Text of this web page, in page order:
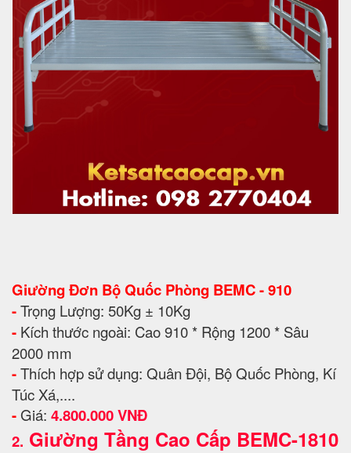
Giường Đơn Bộ Quốc Phòng BEMC - 910
-Trọng Lượng: 50Kg ± 10Kg
- Kích thước ngoài: Cao 910 * Rộng 1200 * Sâu
2000 mm
-Thích hợp sử dụng: Quân Đội, Bộ Quốc Phòng, Kí
Túc Xá,....
- Giá: 4.800.000 VNĐ
2. Giường Tầng Cao Cấp BEMC-1810